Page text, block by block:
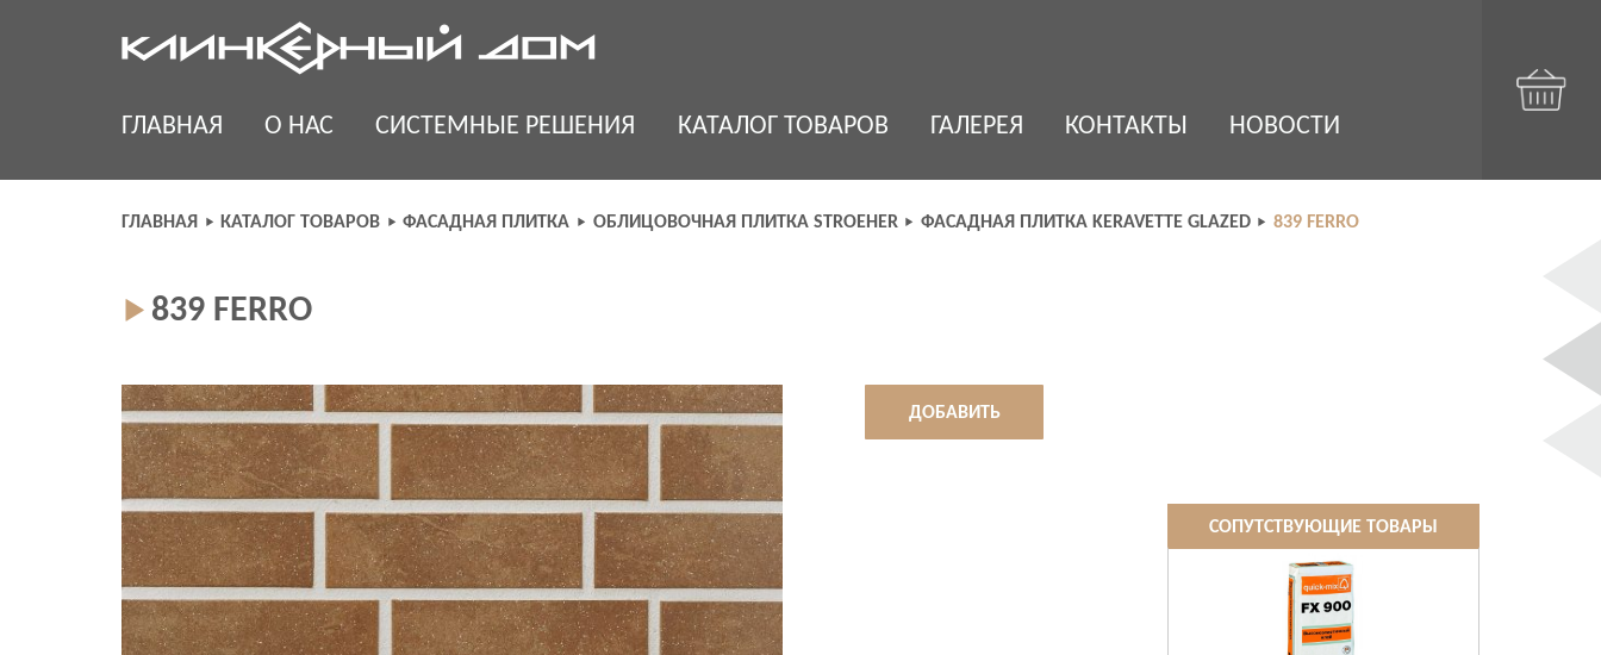
ГЛАВНАЯ О НАС СИСТЕМНЫЕ РЕШЕНИЯ КАТАЛОГ ТОВАРОВ ГАЛЕРЕЯ КОНТАКТЫ НОВОСТИ
ГЛАВНАЯ КАТАЛОГ ТОВАРОВ ФАСАДНАЯ ПЛИТКА ОБЛИЦОВОЧНАЯ ПЛИТКА STROEHER ФАСАДНАЯ ПЛИТКА KERAVETTE GLAZED 839 FERRO
839 FERRO
ДОБАВИТЬ
СОПУТСТВУЮЩИЕ ТОВАРЫ